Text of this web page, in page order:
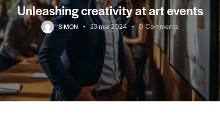
Unleashing creativity at art events
SIMON 23 mai 2024 0 Comments